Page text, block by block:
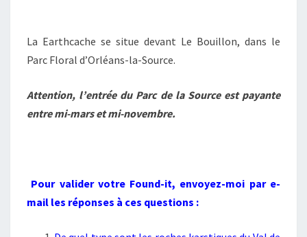
La Earthcache se situe devant Le Bouillon, dans le
Parc Floral d’Orléans-la-Source.
Attention, l’entrée du Parc de la Source est payante
entre mi-mars et mi-novembre.
Pour valider votre Found-it, envoyez-moi par e-
mail les réponses à ces questions :